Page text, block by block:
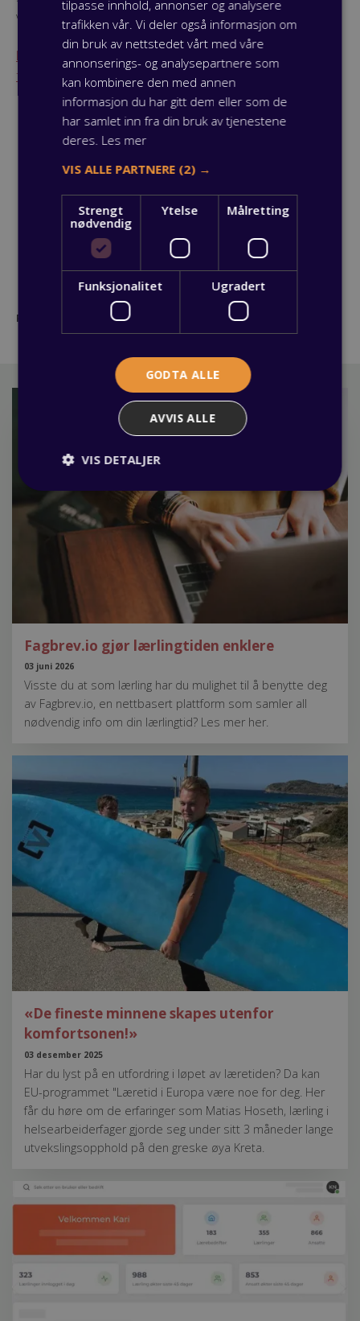
være lærling.
Lurer du på mer om å være lærling med
funksjonsnedsettelse? Kontakt oss her.
Publisert: 27 januar 2020
Fagbrev.io gjør lærlingtiden enklere
03 juni 2026
Visste du at som lærling har du mulighet til å benytte deg
av Fagbrev.io, en nettbasert plattform som samler all
nødvendig info om din lærlingtid? Les mer her.
«De fineste minnene skapes utenfor
komfortsonen!»
03 desember 2025
Har du lyst på en utfordring i løpet av læretiden? Da kan
EU-programmet "Læretid i Europa være noe for deg. Her
får du høre om de erfaringer som Matias Hoseth, lærling i
helsearbeiderfager gjorde seg under sitt 3 måneder lange
utvekslingsopphold på den greske øya Kreta.
tilpasse innhold, annonser og analysere
trafikken vår. Vi deler også informasjon om
din bruk av nettstedet vårt med våre
annonserings- og analysepartnere som
kan kombinere den med annen
informasjon du har gitt dem eller som de
har samlet inn fra din bruk av tjenestene
deres. Les mer
VIS ALLE PARTNERE (2) →
Strengt
nødvendig
Ytelse Målretting
Funksjonalitet Ugradert
GODTA ALLE
AVVIS ALLE
VIS DETALJER